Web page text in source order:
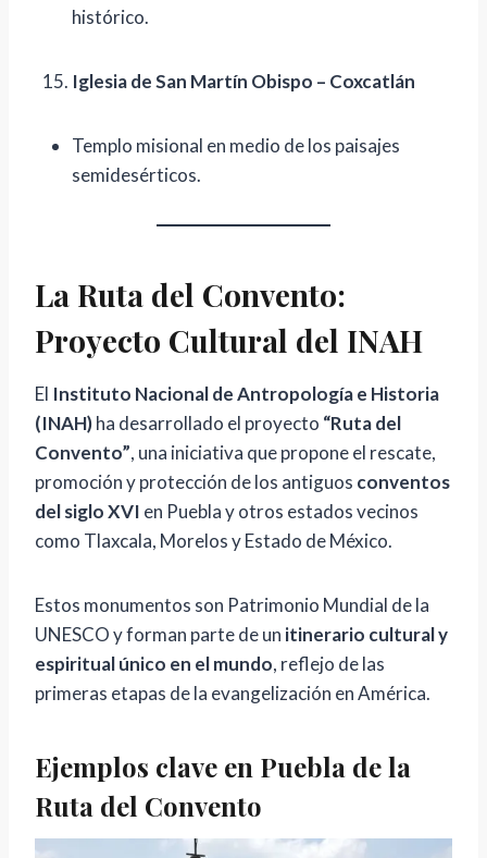
histórico.
Iglesia de San Martín Obispo – Coxcatlán
Templo misional en medio de los paisajes
semidesérticos.
La Ruta del Convento:
Proyecto Cultural del INAH
El Instituto Nacional de Antropología e Historia
(INAH)ha desarrollado el proyecto “Ruta del
Convento”, una iniciativa que propone el rescate,
promoción y protección de los antiguos conventos
del siglo XVI en Puebla y otros estados vecinos
como Tlaxcala, Morelos y Estado de México.
Estos monumentos son Patrimonio Mundial de la
UNESCO y forman parte de un itinerario cultural y
espiritual único en el mundo, reflejo de las
primeras etapas de la evangelización en América.
Ejemplos clave en Puebla de la
Ruta del Convento